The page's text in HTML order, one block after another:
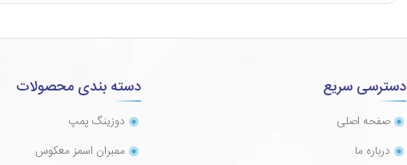
دسترسی سریع
صفحه اصلی
درباره ما
دسته بندی محصولات
دوزینگ پمپ
ممبران اسمز معکوس